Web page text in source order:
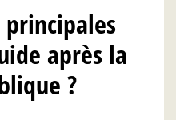
après la
?